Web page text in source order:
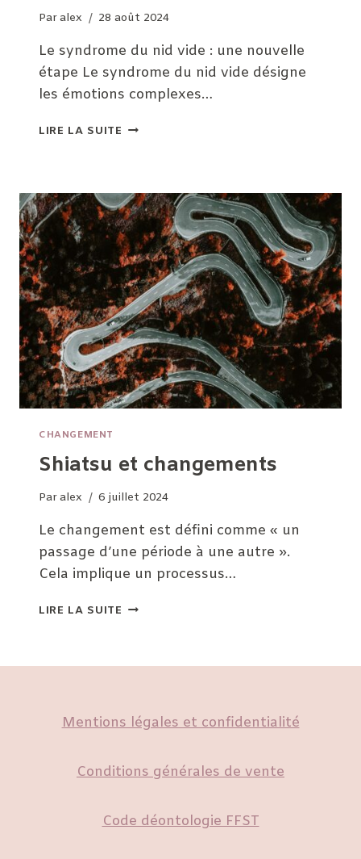
Paralex 28 août 2024
Le syndrome du nid vide : une nouvelle
étape Le syndrome du nid vide désigne
les émotions complexes…
LIRE LA SUITE SYNDROME
ET
SHIATSU
CHANGEMENT
Shiatsu et changements
Paralex 6 juillet 2024
Le changement est défini comme « un
passage d’une période à une autre ».
Cela implique un processus…
LIRE LA SUITE SHIATSU
Mentions légales et confidentialité
Conditions générales de vente
Code déontologie FFST